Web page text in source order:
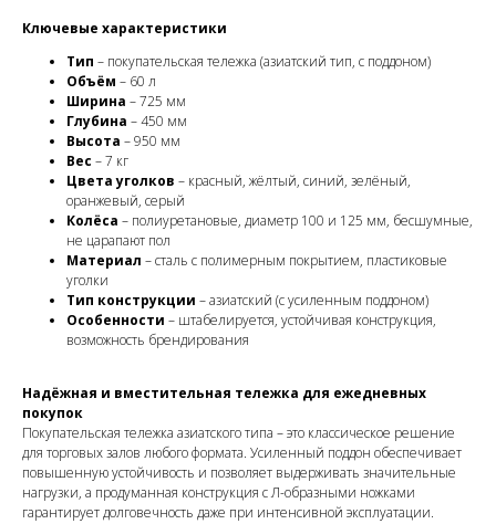
Ключевые характеристики
Тип – покупательская тележка (азиатский тип, с поддоном)
Объём – 60 л
Ширина – 725 мм
Глубина – 450 мм
Высота – 950 мм
Вес – 7 кг
Цвета уголков – красный, жёлтый, синий, зелёный,
оранжевый, серый
Колёса – полиуретановые, диаметр 100 и 125 мм, бесшумные,
не царапают пол
Материал – сталь с полимерным покрытием, пластиковые
уголки
Тип конструкции – азиатский (с усиленным поддоном)
Особенности – штабелируется, устойчивая конструкция,
возможность брендирования
Надёжная и вместительная тележка для ежедневных
покупок
Покупательская тележка азиатского типа – это классическое решение
для торговых залов любого формата. Усиленный поддон обеспечивает
повышенную устойчивость и позволяет выдерживать значительные
нагрузки, а продуманная конструкция с Л-образными ножками
гарантирует долговечность даже при интенсивной эксплуатации.